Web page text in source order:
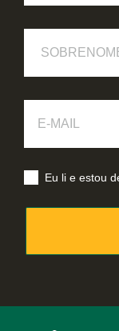
Mail
Eu li e estou